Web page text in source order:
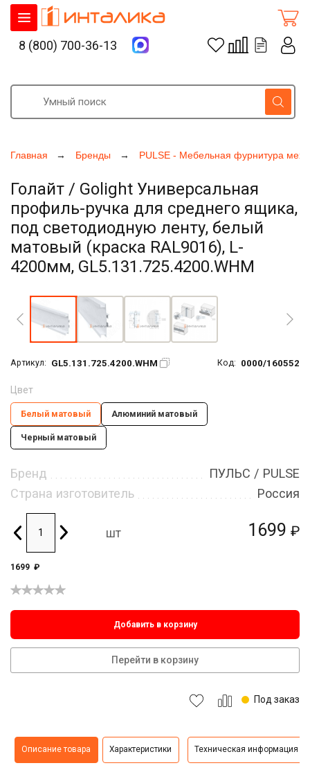
Главная Бренды PULSE - Мебельная фурнитура
Голайт / Golight Универсальная
профиль-ручка для среднего ящика,
под светодиодную ленту, белый
матовый (краска RAL9016), L-
4200мм, GL5.131.725.4200.WHM
Артикул: GL5.131.725.4200.WHM Код: 0000/160552
1699 ₽
Цвет
Белый матовый Алюминий матовый
Черный матовый
Бренд
ПУЛЬС / PULSE
Страна изготовитель
Россия
шт
1699 ₽
Добавить в корзину
Перейти в корзину
Под заказ
Описание товара Характеристики Техническая информация
8 (800) 700-36-13